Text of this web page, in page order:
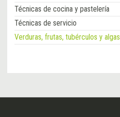
Técnicas de cocina y pastelería
Técnicas de servicio
Verduras, frutas, tubérculos y algas